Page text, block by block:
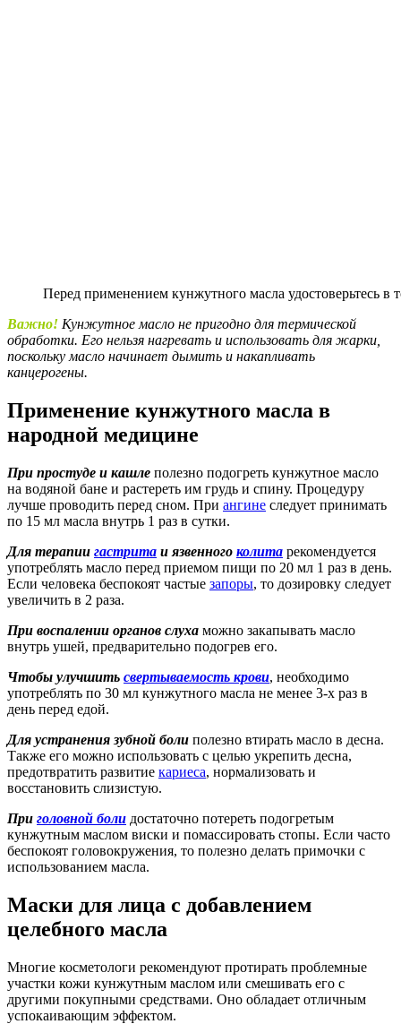
Перед применением кунжутного масла удостоверьтесь в
Важно! Кунжутное масло не пригодно для термической
обработки. Его нельзя нагревать и использовать для жарки,
поскольку масло начинает дымить и накапливать
канцерогены.
Применение кунжутного масла в
народной медицине
При простуде и кашле полезно подогреть кунжутное масло
на водяной бане и растереть им грудь и спину. Процедуру
лучше проводить перед сном. При ангине следует принимать
по 15 мл масла внутрь 1 раз в сутки.
Для терапии гастрита и язвенного колита рекомендуется
употреблять масло перед приемом пищи по 20 мл 1 раз в день.
Если человека беспокоят частые запоры, то дозировку следует
увеличить в 2 раза.
При воспалении органов слуха можно закапывать масло
внутрь ушей, предварительно подогрев его.
Чтобы улучшить свертываемость крови, необходимо
употреблять по 30 мл кунжутного масла не менее 3-х раз в
день перед едой.
Для устранения зубной боли полезно втирать масло в десна.
Также его можно использовать с целью укрепить десна,
предотвратить развитие кариеса, нормализовать и
восстановить слизистую.
При головной боли достаточно потереть подогретым
кунжутным маслом виски и помассировать стопы. Если часто
беспокоят головокружения, то полезно делать примочки с
использованием масла.
Маски для лица с добавлением
целебного масла
Многие косметологи рекомендуют протирать проблемные
участки кожи кунжутным маслом или смешивать его с
другими покупными средствами. Оно обладает отличным
успокаивающим эффектом.